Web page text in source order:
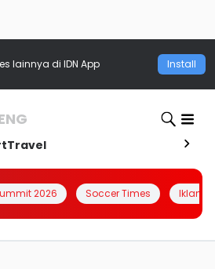
lainnya di IDN App Install
Travel
2026 Soccer Times Iklanin